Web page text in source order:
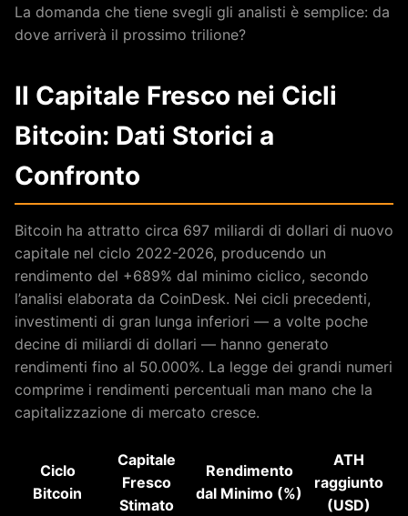
La domanda che tiene svegli gli analisti è semplice: da
dove arriverà il prossimo trilione?
Il Capitale Fresco nei Cicli
Bitcoin: Dati Storici a
Confronto
Bitcoin ha attratto circa 697 miliardi di dollari di nuovo
capitale nel ciclo 2022-2026, producendo un
rendimento del +689% dal minimo ciclico, secondo
l’analisi elaborata da CoinDesk. Nei cicli precedenti,
investimenti di gran lunga inferiori — a volte poche
decine di miliardi di dollari — hanno generato
rendimenti fino al 50.000%. La legge dei grandi numeri
comprime i rendimenti percentuali man mano che la
capitalizzazione di mercato cresce.
Ciclo
Bitcoin
Capitale
Fresco
Stimato
Rendimento
dal Minimo (%)
ATH
raggiunto
(USD)